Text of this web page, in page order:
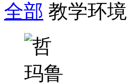
全部 教学环境